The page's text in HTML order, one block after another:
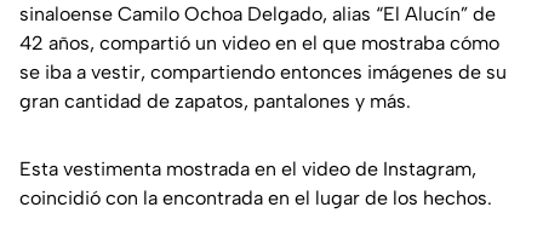
sinaloense Camilo Ochoa Delgado, alias “El Alucín” de
42 años, compartió un video en el que mostraba cómo
se iba a vestir, compartiendo entonces imágenes de su
gran cantidad de zapatos, pantalones y más.
Esta vestimenta mostrada en el video de Instagram,
coincidió con la encontrada en el lugar de los hechos.